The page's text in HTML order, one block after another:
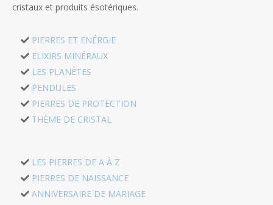
cristaux et produits ésotériques.
PIERRES ET ENÉRGIE
ELIXIRS MINÉRAUX
LES PLANÈTES
PENDULES
PIERRES DE PROTECTION
THÈME DE CRISTAL
LES PIERRES DE A À Z
PIERRES DE NAISSANCE
ANNIVERSAIRE DE MARIAGE